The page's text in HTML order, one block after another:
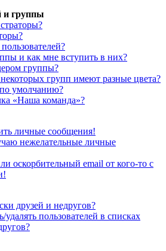
и группы
и как мне вступить в них?
группы?
групп имеют разные цвета?
умолчанию?
«Наша команда»?
личные сообщения!
нежелательные личные
оскорбительный email от кого-то с
друзей и недругов?
удалять пользователей в списках